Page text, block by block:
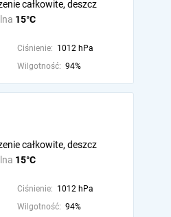
15°C
całkowite, deszcz
Ciśnienie: 1012 hPa
Wilgotność: 94%
15°C
całkowite, deszcz
Ciśnienie: 1012 hPa
Wilgotność: 94%